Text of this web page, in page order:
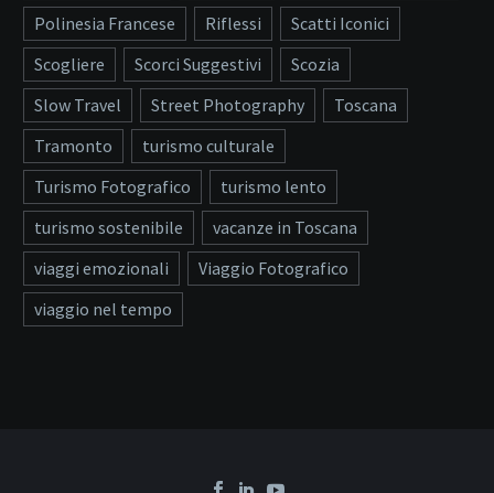
Polinesia Francese
Riflessi
Scatti Iconici
Scogliere
Scorci Suggestivi
Scozia
Slow Travel
Street Photography
Toscana
Tramonto
turismo culturale
Turismo Fotografico
turismo lento
turismo sostenibile
vacanze in Toscana
viaggi emozionali
Viaggio Fotografico
viaggio nel tempo